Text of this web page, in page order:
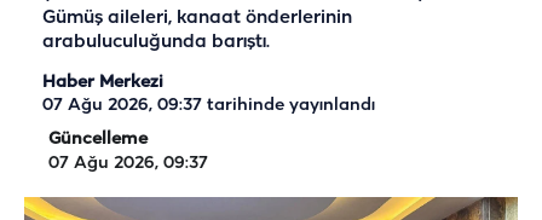
Gümüş aileleri, kanaat önderlerinin
arabuluculuğunda barıştı.
Haber Merkezi
07 Ağu 2026, 09:37 tarihinde yayınlandı
Güncelleme
07 Ağu 2026, 09:37